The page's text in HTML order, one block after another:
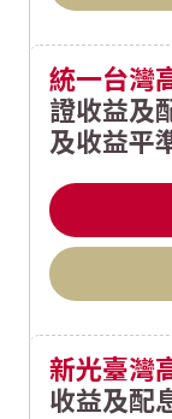
統一台灣
證收益及
及收益平
新光臺灣
收益及配